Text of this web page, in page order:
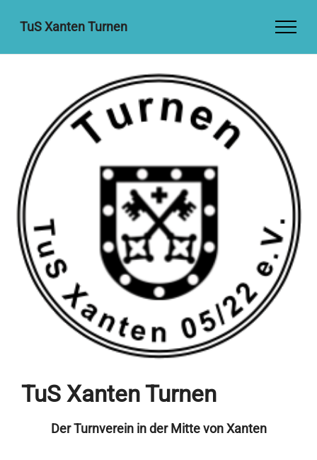
TuS Xanten Turnen
TuS Xanten Turnen
Der Turnverein in der Mitte von Xanten